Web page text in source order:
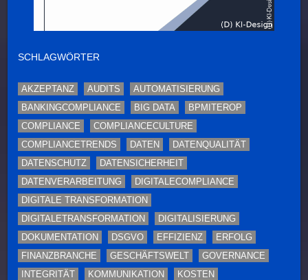
SCHLAGWÖRTER
AKZEPTANZ AUDITS
AUTOMATISIERUNG
BANKINGCOMPLIANCE
BIG DATA
BPMITEROP
COMPLIANCE
COMPLIANCECULTURE
COMPLIANCETRENDS
DATEN
DATENQUALITÄT
DATENSCHUTZ
DATENSICHERHEIT
DATENVERARBEITUNG
DIGITALECOMPLIANCE
DIGITALE TRANSFORMATION
DIGITALETRANSFORMATION
DIGITALISIERUNG
DOKUMENTATION
DSGVO EFFIZIENZ
ERFOLG
FINANZBRANCHE
GESCHÄFTSWELT
GOVERNANCE
INTEGRITÄT
KOMMUNIKATION
KOSTEN